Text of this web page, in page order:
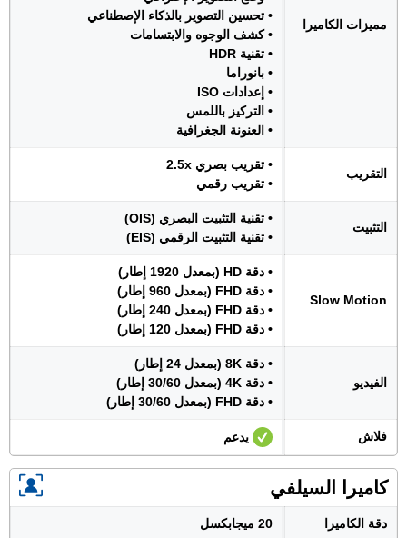
مميزات الكاميرا
• تحسين التصوير بالذكاء الإصطناعي
• كشف الوجوه والابتسامات
• تقنية HDR
• بانوراما
• إعدادات ISO
• التركيز باللمس
• العنونة الجغرافية
التقريب
• تقريب بصري 2.5x
• تقريب رقمي
التثبيت
• تقنية التثبيت البصري (OIS)
• تقنية التثبيت الرقمي (EIS)
Slow Motion
• دقة HD (بمعدل 1920 إطار)
• دقة FHD (بمعدل 960 إطار)
• دقة FHD (بمعدل 240 إطار)
• دقة FHD (بمعدل 120 إطار)
الفيديو
• دقة 8K (بمعدل 24 إطار)
• دقة 4K (بمعدل 30/60 إطار)
• دقة FHD (بمعدل 30/60 إطار)
فلاش يدعم
كاميرا السيلفي
دقة الكاميرا 20 ميجابكسل